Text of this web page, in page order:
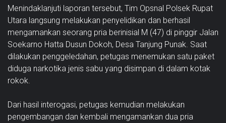
Menindaklanjuti laporan tersebut, Tim Opsnal Polsek Rupat
Utara langsung melakukan penyelidikan dan berhasil
mengamankan seorang pria berinisial M (47) di pinggir Jalan
Soekarno Hatta Dusun Dokoh, Desa Tanjung Punak. Saat
dilakukan penggeledahan, petugas menemukan satu paket
diduga narkotika jenis sabu yang disimpan di dalam kotak
rokok.
Dari hasil interogasi, petugas kemudian melakukan
pengembangan dan kembali mengamankan dua pria